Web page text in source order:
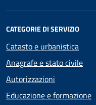
CATEGORIE DI SERVIZIO
Catasto e urbanistica
Anagrafe e stato civile
Autorizzazioni
Educazione e formazione